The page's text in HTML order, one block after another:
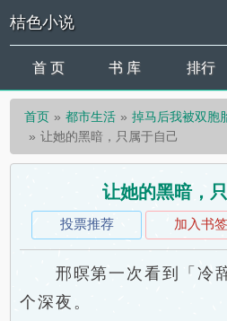
桔色小说
首 页 书 库 排行
首页 都市生活
掉马后我被双胞
让她的黑暗，只属于自己
让她的黑暗，
投票推荐 加入书签
邢暝第一次看到「冷辞
个深夜。